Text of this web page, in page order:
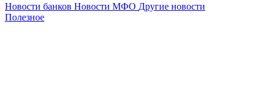
Новости банков Новости МФО Другие новости
Полезное